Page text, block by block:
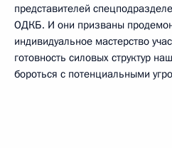
представителей
ОДКБ. И они призваны
индивидуальное мастерство
готовность силовых структур
бороться с потенциальными